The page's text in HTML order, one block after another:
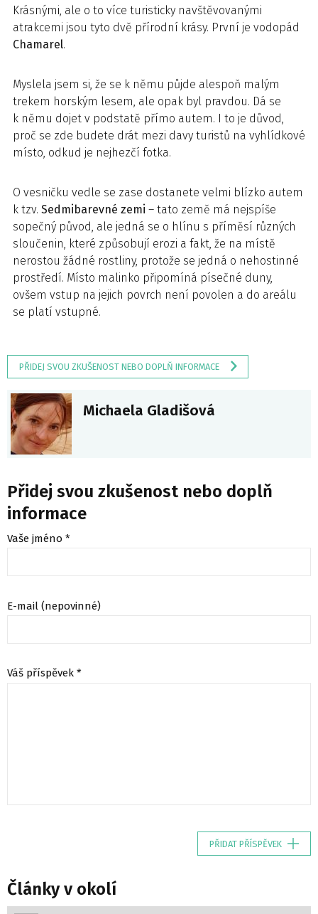
Krásnými, ale o to více turisticky navštěvovanými
atrakcemi jsou tyto dvě přírodní krásy. První je vodopád
Chamarel.
Myslela jsem si, že se k němu půjde alespoň malým
trekem horským lesem, ale opak byl pravdou. Dá se
k němu dojet v podstatě přímo autem. I to je důvod,
proč se zde budete drát mezi davy turistů na vyhlídkové
místo, odkud je nejhezčí fotka.
O vesničku vedle se zase dostanete velmi blízko autem
k tzv. Sedmibarevné zemi – tato země má nejspíše
sopečný původ, ale jedná se o hlínu s příměsí různých
sloučenin, které způsobují erozi a fakt, že na místě
nerostou žádné rostliny, protože se jedná o nehostinné
prostředí. Místo malinko připomíná písečné duny,
ovšem vstup na jejich povrch není povolen a do areálu
se platí vstupné.
PŘIDEJ SVOU ZKUŠENOST NEBO DOPLŇ INFORMACE
Michaela Gladišová
Přidej svou zkušenost nebo doplň
informace
Vaše jméno *
E-mail (nepovinné)
Váš příspěvek *
PŘIDAT PŘÍSPĚVEK
Články v okolí